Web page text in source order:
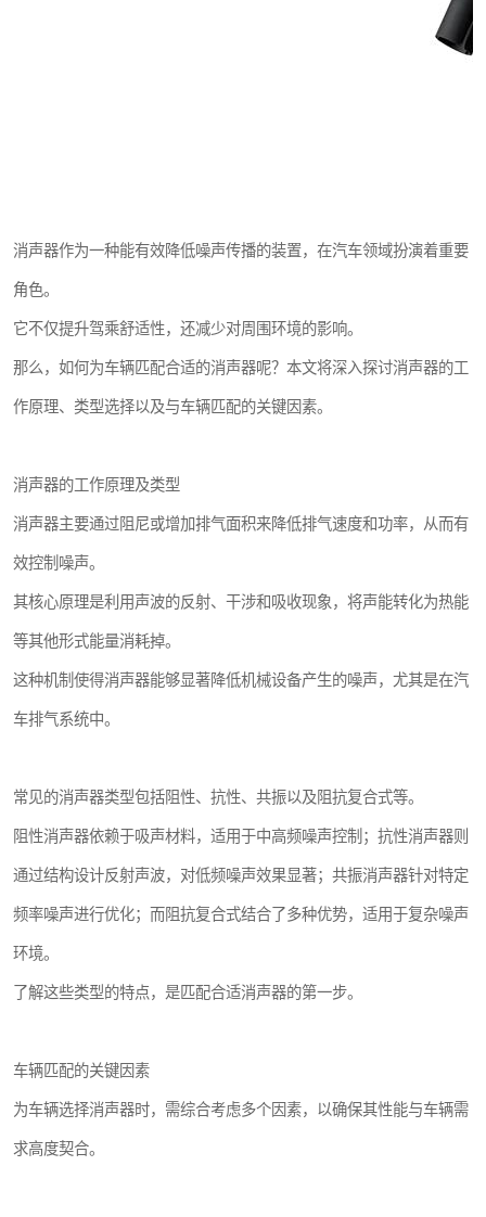
消声器作为一种能有效降低噪声传播的装置，在汽车领域扮演着重要
角色。
它不仅提升驾乘舒适性，还减少对周围环境的影响。
那么，如何为车辆匹配合适的消声器呢？本文将深入探讨消声器的工
作原理、类型选择以及与车辆匹配的关键因素。
消声器的工作原理及类型
消声器主要通过阻尼或增加排气面积来降低排气速度和功率，从而有
效控制噪声。
其核心原理是利用声波的反射、干涉和吸收现象，将声能转化为热能
等其他形式能量消耗掉。
这种机制使得消声器能够显著降低机械设备产生的噪声，尤其是在汽
车排气系统中。
常见的消声器类型包括阻性、抗性、共振以及阻抗复合式等。
阻性消声器依赖于吸声材料，适用于中高频噪声控制；抗性消声器则
通过结构设计反射声波，对低频噪声效果显著；共振消声器针对特定
频率噪声进行优化；而阻抗复合式结合了多种优势，适用于复杂噪声
环境。
了解这些类型的特点，是匹配合适消声器的第一步。
车辆匹配的关键因素
为车辆选择消声器时，需综合考虑多个因素，以确保其性能与车辆需
求高度契合。